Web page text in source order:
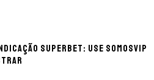
Superbet: Use SOMOSVIP